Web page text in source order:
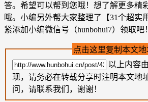
答。希望可以帮到您哦！想了解更多精
哦。小编另外帮大家整理了【31个超实
紧添加小编微信号（hunbohui7）领取吧！
点击这里复制本文地
以上内容由
现，请务必在转载分享时注明本文地
问，请联系我们，谢谢！